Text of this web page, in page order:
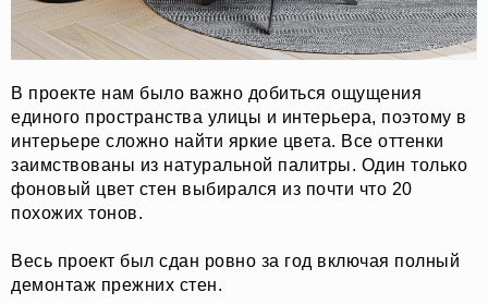
В проекте нам было важно добиться ощущения
единого пространства улицы и интерьера, поэтому в
интерьере сложно найти яркие цвета. Все оттенки
заимствованы из натуральной палитры. Один только
фоновый цвет стен выбирался из почти что 20
похожих тонов.
Весь проект был сдан ровно за год включая полный
демонтаж прежних стен.